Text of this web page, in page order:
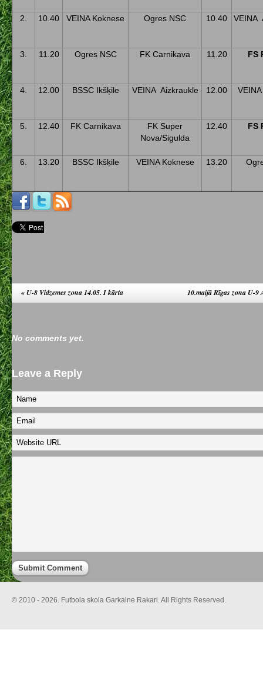
2. 10.40 VEINA Koknese Ogres NSC 10.40 VEINA
3. 11.20 Ogres NSC FK Carnikava 11.20 FS
4. 12.00 BSSC Ikšķile VEINA Aizkraukle 12.00
5. 12.40 FK Carnikava
FK Super
Nova/Sigulda
12.40 FS
6. 13.20 BSSC Ikšķile VEINA Koknese 13.20
«U-8 Vidzemes zona 14.05. I kārta 10.maijā Rīgas zona U-9
No comments yet.
Leave a Reply
© 2010 - 2026. Futbola skola Garkalne Rakari. All Rights Reserved.